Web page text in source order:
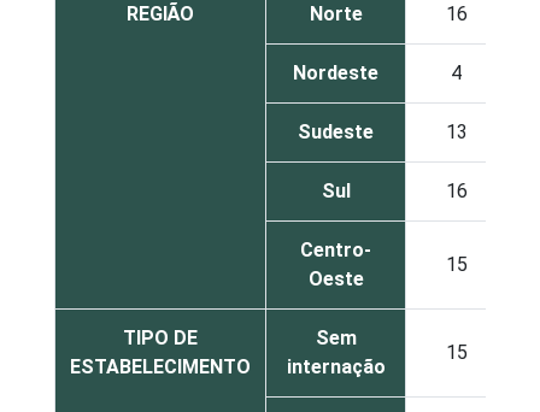
REGIÃO Norte 16
Nordeste 4
Sudeste 13
Sul 16
Centro-
Oeste
15
TIPO DE
ESTABELECIMENTO
Sem
internação
15